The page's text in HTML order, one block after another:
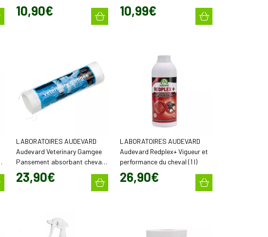
chevaux, chiens et chats (120
ml)
10,90€
cheval (60 ml)
10,99€
LABORATOIRES AUDEVARD
Audevard Veterinary Gamgee
Pansement absorbant cheval
(30 cm x 3,5 m)
23,90€
LABORATOIRES AUDEVARD
Audevard Redplex+ Vigueur et
performance du cheval (1 l)
26,90€